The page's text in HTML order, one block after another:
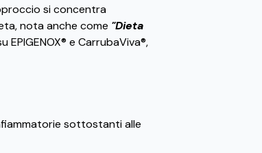
si concentra
nota anche come "Dieta
e CarrubaViva®,
sottostanti alle